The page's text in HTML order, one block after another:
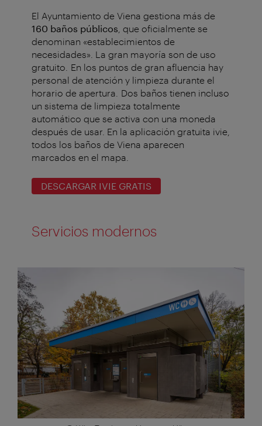
El Ayuntamiento de Viena gestiona más de
160 baños públicos , que oficialmente se
denominan «establecimientos de
necesidades». La gran mayoría son de uso
gratuito. En los puntos de gran afluencia hay
personal de atención y limpieza durante el
horario de apertura. Dos baños tienen incluso
un sistema de limpieza totalmente
automático que se activa con una moneda
después de usar. En la aplicación gratuita ivie,
todos los baños de Viena aparecen
marcados en el mapa.
DESCARGAR IVIE GRATIS
Servicios modernos